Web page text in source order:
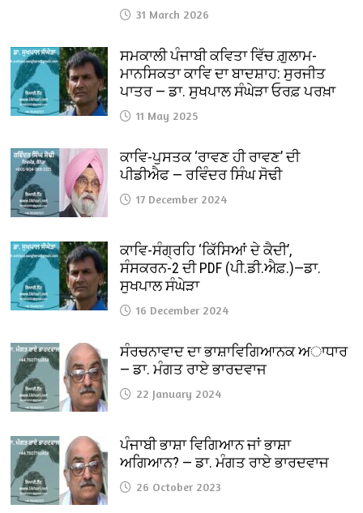
31 March 2026
ਸਮਕਾਲੀ ਪੰਜਾਬੀ ਕਵਿਤਾ ਵਿੱਚ ਗ਼ੁਲਾਮ-
ਮਾਨਸਿਕਤਾ ਕਾਵਿ ਦਾ ਬਾਦਸ਼ਾਹ: ਸੁਰਜੀਤ
ਪਾਤਰ — ਡਾ. ਸੁਖਪਾਲ ਸੰਘੇੜਾ ਓਰਫ਼ ਪਰਖ਼ਾ
11 May 2025
ਕਾਵਿ-ਪੁਸਤਕ ‘ਰਾਵਣ ਹੀ ਰਾਵਣ’ ਦੀ
ਪੀਡੀਐਫ — ਰਵਿੰਦਰ ਸਿੰਘ ਸੋਢੀ
17 December 2024
ਕਾਵਿ-ਸੰਗ੍ਰਹਿ ‘ਕਿੱਸਿਆਂ ਦੇ ਕੈਦੀ’,
ਸੰਸਕਰਨ-2 ਦੀ PDF (ਪੀ.ਡੀ.ਐਫ਼.)—ਡਾ.
ਸੁਖਪਾਲ ਸੰਘੇੜਾ
16 December 2024
ਸੰਰਚਨਾਵਾਦ ਦਾ ਭਾਸ਼ਾਵਿਗਿਆਨਕ ਅਾਧਾਰ
— ਡਾ. ਮੰਗਤ ਰਾਏ ਭਾਰਦਵਾਜ
22 January 2024
ਪੰਜਾਬੀ ਭਾਸ਼ਾ ਵਿਗਿਆਨ ਜਾਂ ਭਾਸ਼ਾ
ਅਗਿਆਨ? — ਡਾ. ਮੰਗਤ ਰਾਏ ਭਾਰਦਵਾਜ
26 October 2023